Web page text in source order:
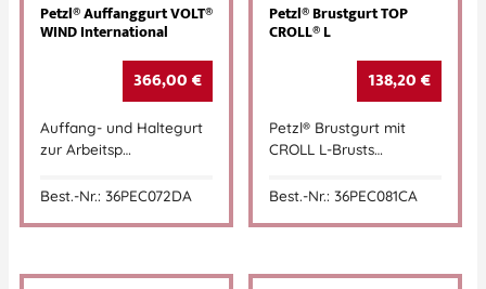
Petzl® Auffanggurt VOLT®
WIND International
366,00€
Auffang- und Haltegurt
zur Arbeitsp…
Best.-Nr.: 36PEC072DA
Petzl® Brustgurt TOP
CROLL® L
138,20€
Petzl® Brustgurt mit
CROLL L-Brusts…
Best.-Nr.: 36PEC081CA